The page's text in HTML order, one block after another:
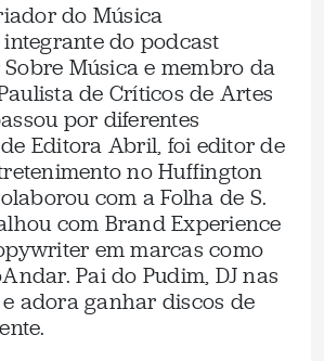
do Música
do podcast
Música e membro da
de Críticos de Artes
por diferentes
Editora Abril, foi editor de
no Huffington
com a Folha de S.
com Brand Experience
em marcas como
Pai do Pudim, DJ nas
adora ganhar discos de